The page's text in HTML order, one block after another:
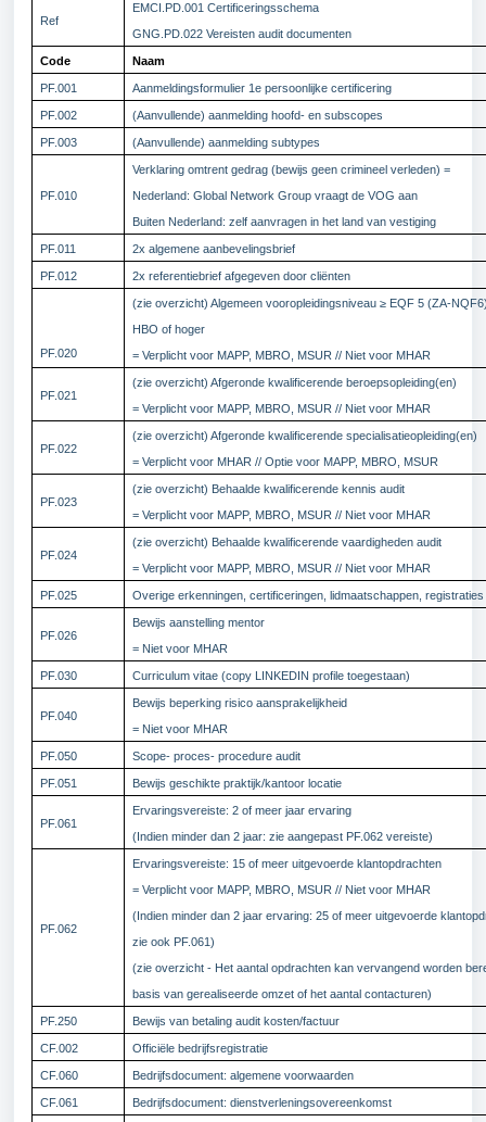
Ref
EMCI.PD.001 Certificeringsschema
GNG.PD.022 Vereisten audit documenten
Code Naam
PF.001 Aanmeldingsformulier 1e persoonlijke certificering
PF.002 (Aanvullende) aanmelding hoofd- en subscopes
PF.003 (Aanvullende) aanmelding subtypes
PF.010
Verklaring omtrent gedrag (bewijs geen crimineel verleden) =
Nederland: Global Network Group vraagt de VOG aan
Buiten Nederland: zelf aanvragen in het land van vestiging
PF.011 2x algemene aanbevelingsbrief
PF.012 2x referentiebrief afgegeven door cliënten
PF.020
(zie overzicht) Algemeen vooropleidingsniveau ≥ EQF 5 (ZA-
HBO of hoger
= Verplicht voor MAPP, MBRO, MSUR // Niet voor MHAR
PF.021
(zie overzicht) Afgeronde kwalificerende beroepsopleiding(en)
= Verplicht voor MAPP, MBRO, MSUR // Niet voor MHAR
PF.022
(zie overzicht) Afgeronde kwalificerende specialisatieopleiding(en)
= Verplicht voor MHAR // Optie voor MAPP, MBRO, MSUR
PF.023
(zie overzicht) Behaalde kwalificerende kennis audit
= Verplicht voor MAPP, MBRO, MSUR // Niet voor MHAR
PF.024
(zie overzicht) Behaalde kwalificerende vaardigheden audit
= Verplicht voor MAPP, MBRO, MSUR // Niet voor MHAR
PF.025 Overige erkenningen, certificeringen, lidmaatschappen, registraties
PF.026
Bewijs aanstelling mentor
= Niet voor MHAR
PF.030 Curriculum vitae (copy LINKEDIN profile toegestaan)
PF.040
Bewijs beperking risico aansprakelijkheid
= Niet voor MHAR
PF.050 Scope- proces- procedure audit
PF.051 Bewijs geschikte praktijk/kantoor locatie
PF.061
Ervaringsvereiste: 2 of meer jaar ervaring
(Indien minder dan 2 jaar: zie aangepast PF.062 vereiste)
PF.062
Ervaringsvereiste: 15 of meer uitgevoerde klantopdrachten
= Verplicht voor MAPP, MBRO, MSUR // Niet voor MHAR
(Indien minder dan 2 jaar ervaring: 25 of meer uitgevoerde
zie ook PF.061)
(zie overzicht - Het aantal opdrachten kan vervangend worden
basis van gerealiseerde omzet of het aantal contacturen)
PF.250 Bewijs van betaling audit kosten/factuur
CF.002 Officiële bedrijfsregistratie
CF.060 Bedrijfsdocument: algemene voorwaarden
CF.061 Bedrijfsdocument: dienstverleningsovereenkomst